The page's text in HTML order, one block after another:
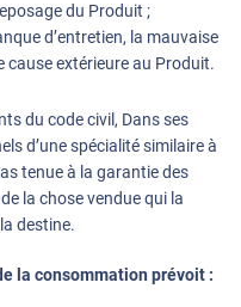
du Produit ;
d’entretien, la mauvaise
cause extérieure au Produit.
du code civil, Dans ses
d’une spécialité similaire à
tenue à la garantie des
la chose vendue qui la
destine.
la consommation prévoit :